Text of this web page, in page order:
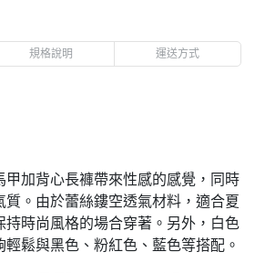
規格說明 運送方式
甲加背心長褲帶來性感的感覺，同時
。由於蕾絲鏤空透氣材料，適合夏
持時尚風格的場合穿著。另外，白色
鬆與黑色、粉紅色、藍色等搭配。